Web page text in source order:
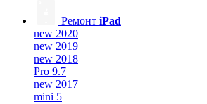
Ремонт iPad
new 2020
new 2019
new 2018
Pro 9.7
new 2017
mini 5